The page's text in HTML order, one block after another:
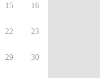
15 16
22 23
29 30